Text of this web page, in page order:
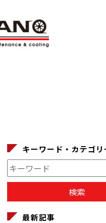
キーワード・カテゴ
最新記事